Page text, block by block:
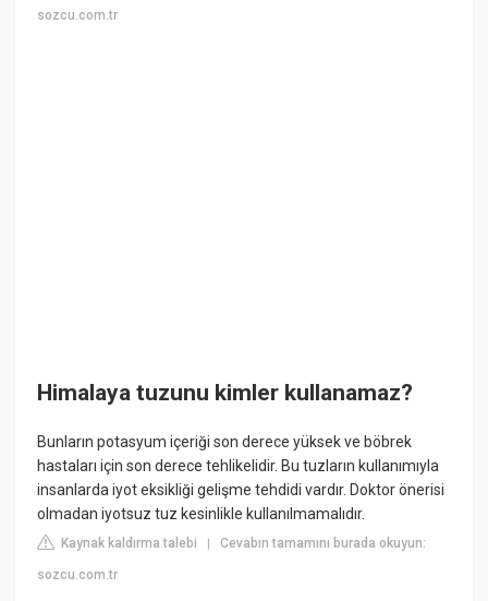
sozcu.com.tr
Himalaya tuzunu kimler kullanamaz?
Bunların potasyum içeriği son derece yüksek ve böbrek
hastaları için son derece tehlikelidir. Bu tuzların kullanımıyla
insanlarda iyot eksikliği gelişme tehdidi vardır. Doktor önerisi
olmadan iyotsuz tuz kesinlikle kullanılmamalıdır.
Kaynak kaldırma talebi |Cevabın tamamını burada okuyun:
sozcu.com.tr